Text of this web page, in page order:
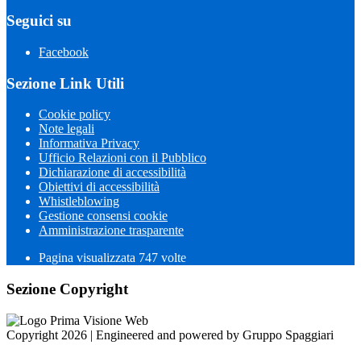
Seguici su
Facebook
Sezione Link Utili
Cookie policy
Note legali
Informativa Privacy
Ufficio Relazioni con il Pubblico
Dichiarazione di accessibilità
Obiettivi di accessibilità
Whistleblowing
Gestione consensi cookie
Amministrazione trasparente
Pagina visualizzata 747 volte
Sezione Copyright
Copyright 2026 | Engineered and powered by Gruppo Spaggiari